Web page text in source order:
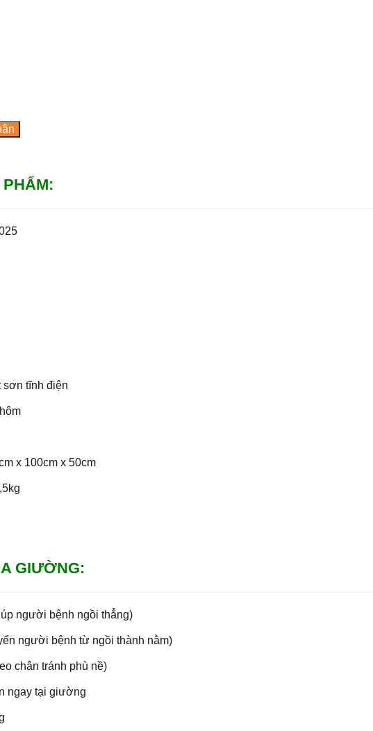
PHẨM:
sơn tĩnh điện
x 100cm x 50cm
GIƯỜNG:
người bệnh ngồi thẳng)
người bệnh từ ngồi thành nằm)
chân tránh phù nề)
ngay tại giường